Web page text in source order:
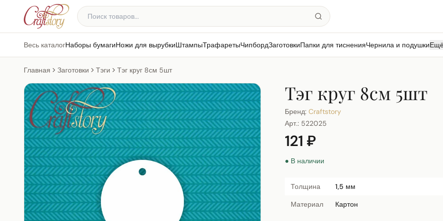
Весь каталогНаборы бумагиНожи для вырубкиШтампыТрафаретыЧипбордЗаготовкиПапки для тисненияЧернила и подушки
Главная Заготовки Тэги Тэг круг 8см 5шт
Тэг круг 8см 5шт
Бренд: Craftstory
Арт.: 522025
121 ₽
● В наличии
Толщина
1,5 мм
Материал
Картон